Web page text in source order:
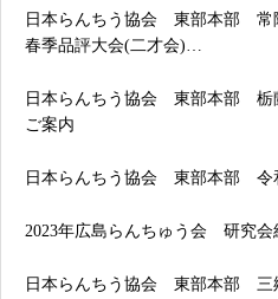
日本らんちう協会 東部本部
春季品評大会(二才会)…
日本らんちう協会 東部本部
ご案内
日本らんちう協会 東部本部 令
2023年広島らんちゅう会 研究会
日本らんちう協会 東部本部 三